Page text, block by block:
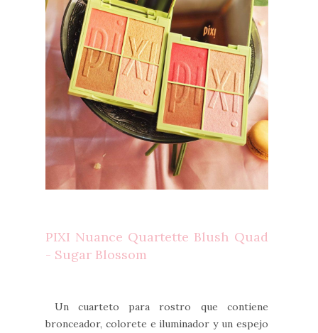
PIXI Nuance Quartette Blush Quad
- Sugar Blossom
Un cuarteto para rostro que contiene
bronceador, colorete e iluminador y un espejo